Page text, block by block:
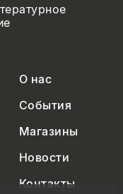
О нас
События
Магазины
Новости
Контакты